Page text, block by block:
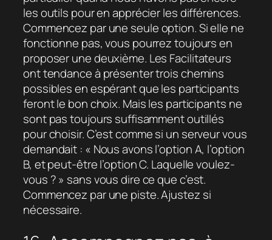
les outils pour en apprécier les différences.
Commencez par une seule option. Si elle ne
fonctionne pas, vous pourrez toujours en
proposer une deuxième. Les Facilitateurs
ont tendance à présenter trois chemins
possibles en espérant que les participants
feront le bon choix. Mais les participants ne
sont pas toujours suffisamment outillés
pour choisir. C’est comme si un serveur vous
demandait : « Nous avons l’option A, l’option
B, et peut-être l’option C. Laquelle voulez-
vous ? » sans vous dire ce que c’est.
Commencez par une piste. Ajustez si
nécessaire.